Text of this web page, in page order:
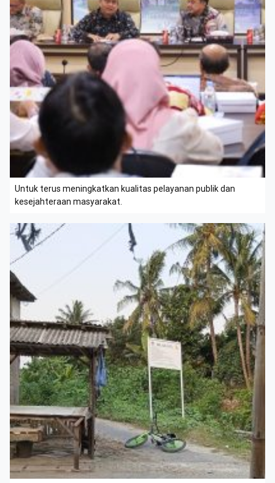
Untuk terus meningkatkan kualitas pelayanan publik dan
kesejahteraan masyarakat.